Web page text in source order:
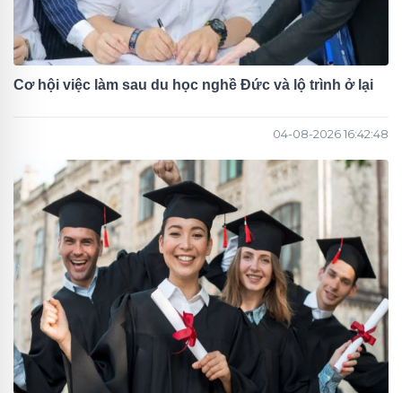
Cơ hội việc làm sau du học nghề Đức và lộ trình ở lại
04-08-2026 16:42:48